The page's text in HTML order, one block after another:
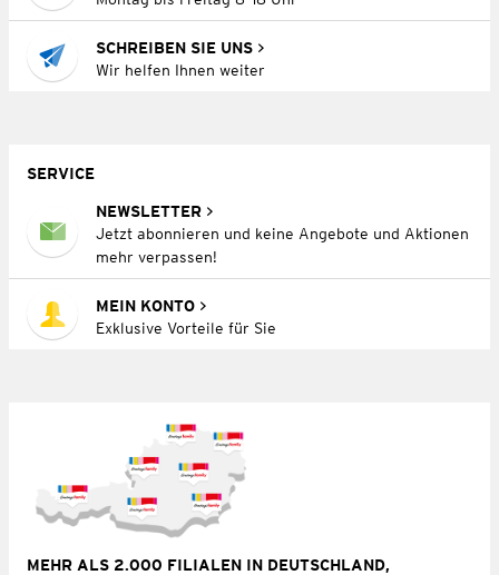
SCHREIBEN SIE UNS
Wir helfen Ihnen weiter
SERVICE
NEWSLETTER
Jetzt abonnieren und keine Angebote und Aktionen
mehr verpassen!
MEIN KONTO
Exklusive Vorteile für Sie
MEHR ALS 2.000 FILIALEN IN DEUTSCHLAND,